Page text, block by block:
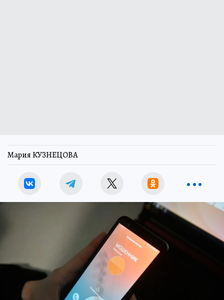
Мария КУЗНЕЦОВА